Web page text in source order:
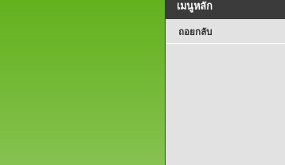
เมนูหลัก
ถอยกลับ